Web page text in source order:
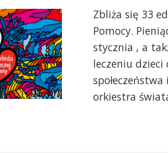
Zbliża się 33
Pomocy.
stycznia , a
leczeniu dzieci
orkiestra